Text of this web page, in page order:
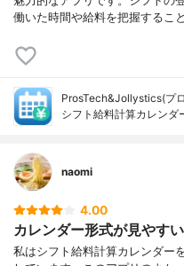
働いた時間や給料を把握するこ
ProsTech&Jollystics(プ
シフト給料計算カレンダ
naomi
4.00
カレンダー形式が見やすい
私はシフト給料計算カレンダー